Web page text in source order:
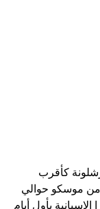
كأقرب
من موسكو حوالي
بأول أيام